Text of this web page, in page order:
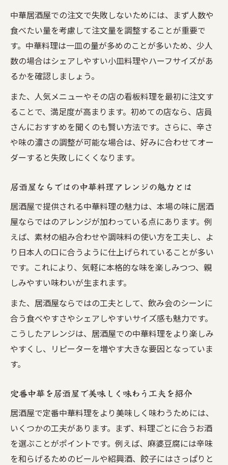
中華居酒屋での注文で失敗しないためには、まず人数や
食べたい量を考慮して注文量を調整することが重要で
す。中華料理は一皿の量が多めのことが多いため、少人
数の場合はシェアしやすい小皿料理やハーフサイズがあ
るかを確認しましょう。
また、人気メニューやその店の看板料理を最初に注文す
ることで、満足度が高まります。初めての店なら、店員
さんにおすすめを聞くのも賢い方法です。さらに、辛さ
や味の濃さの調整が可能な場合は、好みに合わせてオー
ダーすると失敗しにくくなります。
居酒屋ならではの中華料理アレンジの魅力とは
居酒屋で提供される中華料理の魅力は、本場の味に居酒
屋ならではのアレンジが加わっている点にあります。例
えば、素材の組み合わせや調味料の使い方を工夫し、よ
り日本人の口に合うように仕上げられていることが多い
です。これにより、気軽に本格的な味を楽しみつつ、親
しみやすい味わいが生まれます。
また、居酒屋ならではの工夫として、飲み会のシーンに
合う食べやすさやシェアしやすいサイズ感も魅力です。
こうしたアレンジは、居酒屋での中華料理をより楽しみ
やすくし、リピーターを増やす大きな要因となっていま
す。
定番中華を居酒屋で美味しく味わう工夫を紹介
居酒屋で定番中華料理をより美味しく味わうためには、
いくつかの工夫があります。まず、料理ごとに合うお酒
を選ぶことがポイントです。例えば、麻婆豆腐には辛味
を和らげるためのビールや紹興酒、餃子にはさっぱりと